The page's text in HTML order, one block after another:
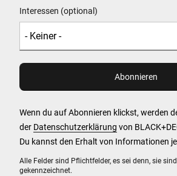
Alle Felder sind Pflichtfelder, es sei denn, sie
gekennzeichnet.
Interessen (optional)
Wenn du auf Abonnieren klickst, werden
der Datenschutzerklärung von
Du kannst den Erhalt von Informationen